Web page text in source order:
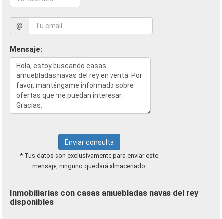
@
Mensaje:
Enviar consulta
* Tus datos son exclusivamente para enviar este
mensaje, ninguno quedará almacenado.
Inmobiliarias con casas amuebladas navas del rey
disponibles